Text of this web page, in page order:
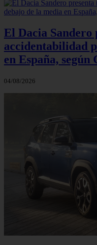
El Dacia Sandero
accidentabilidad
en España, según
04/08/2026